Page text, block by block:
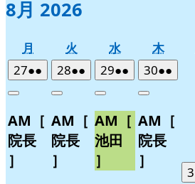
8月 2026
月
曜
日
火
曜
日
水水
曜
日
木木
曜
日
272026
年
月
27
日
●●
件
イ
ベ
ト)
Close
AM［
院長
］
282026
年
月
28
日
●●
件
イ
ベ
ト)
Close
AM［
院長
］
292026
年
月
29
日
●●
件
イ
ベ
ト)
Close
AM［
池田
］
302026
年
月
30
日
●●
件
イ
Close
AM［
院長
］